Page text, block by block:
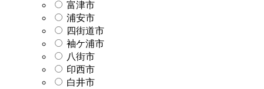
富津市
浦安市
四街道市
袖ケ浦市
八街市
印西市
白井市